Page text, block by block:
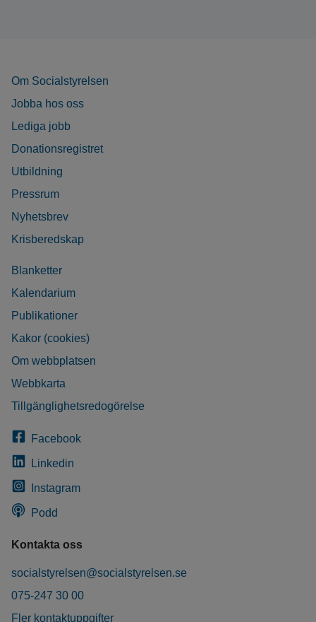
Om Socialstyrelsen
Jobba hos oss
Lediga jobb
Donationsregistret
Utbildning
Pressrum
Nyhetsbrev
Krisberedskap
Blanketter
Kalendarium
Publikationer
Kakor (cookies)
Om webbplatsen
Webbkarta
Tillgänglighetsredogörelse
Facebook
Linkedin
Instagram
Podd
Kontakta oss
socialstyrelsen@socialstyrelsen.se
075-247 30 00
Fler kontaktuppgifter